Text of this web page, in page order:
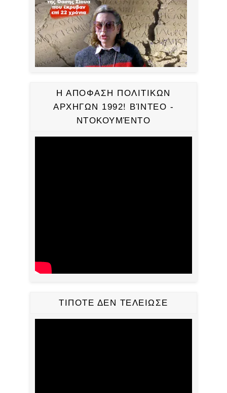
Η ΑΠΟΦΑΣΗ ΠΟΛΙΤΙΚΩΝ
ΑΡΧΗΓΩΝ 1992! ΒΊΝΤΕΟ -
ΝΤΟΚΟΥΜΈΝΤΟ
ΤΙΠΟΤΕ ΔΕΝ ΤΕΛΕΙΩΣΕ